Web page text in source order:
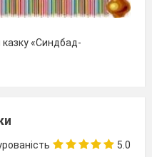
«Синдбад-
5.0